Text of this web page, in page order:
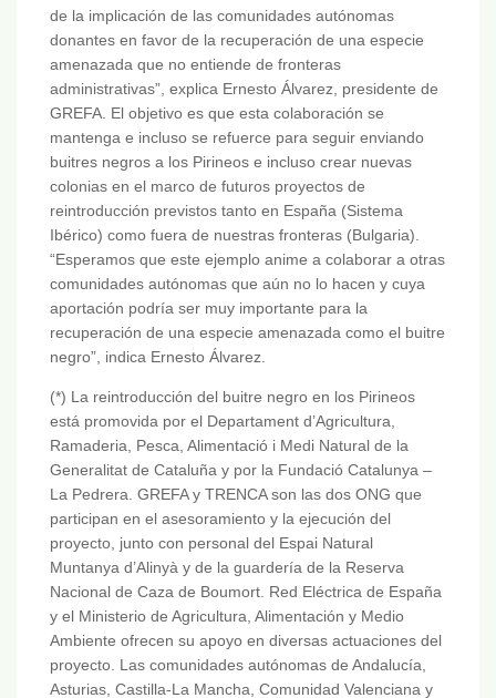
de la implicación de las comunidades autónomas
donantes en favor de la recuperación de una especie
amenazada que no entiende de fronteras
administrativas”, explica Ernesto Álvarez, presidente de
GREFA. El objetivo es que esta colaboración se
mantenga e incluso se refuerce para seguir enviando
buitres negros a los Pirineos e incluso crear nuevas
colonias en el marco de futuros proyectos de
reintroducción previstos tanto en España (Sistema
Ibérico) como fuera de nuestras fronteras (Bulgaria).
“Esperamos que este ejemplo anime a colaborar a otras
comunidades autónomas que aún no lo hacen y cuya
aportación podría ser muy importante para la
recuperación de una especie amenazada como el buitre
negro”, indica Ernesto Álvarez.
(*) La reintroducción del buitre negro en los Pirineos
está promovida por el Departament d’Agricultura,
Ramaderia, Pesca, Alimentació i Medi Natural de la
Generalitat de Cataluña y por la Fundació Catalunya –
La Pedrera. GREFA y TRENCA son las dos ONG que
participan en el asesoramiento y la ejecución del
proyecto, junto con personal del Espai Natural
Muntanya d’Alinyà y de la guardería de la Reserva
Nacional de Caza de Boumort. Red Eléctrica de España
y el Ministerio de Agricultura, Alimentación y Medio
Ambiente ofrecen su apoyo en diversas actuaciones del
proyecto. Las comunidades autónomas de Andalucía,
Asturias, Castilla-La Mancha, Comunidad Valenciana y